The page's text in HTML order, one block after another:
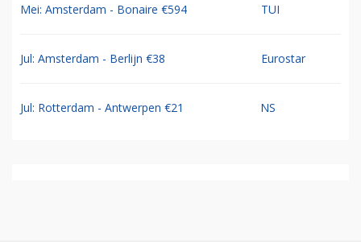
Mei: Amsterdam - Bonaire €594 TUI
Jul: Amsterdam - Berlijn €38 Eurostar
Jul: Rotterdam - Antwerpen €21 NS